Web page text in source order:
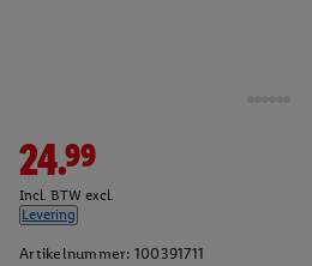
24.99
Incl. BTW excl.
Levering
Artikelnummer: 100391711